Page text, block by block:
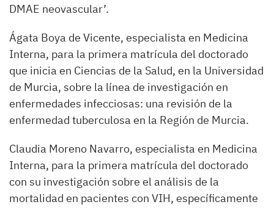
DMAE neovascular’.
Ágata Boya de Vicente, especialista en Medicina
Interna, para la primera matrícula del doctorado
que inicia en Ciencias de la Salud, en la Universidad
de Murcia, sobre la línea de investigación en
enfermedades infecciosas: una revisión de la
enfermedad tuberculosa en la Región de Murcia.
Claudia Moreno Navarro, especialista en Medicina
Interna, para la primera matrícula del doctorado
con su investigación sobre el análisis de la
mortalidad en pacientes con VIH, específicamente